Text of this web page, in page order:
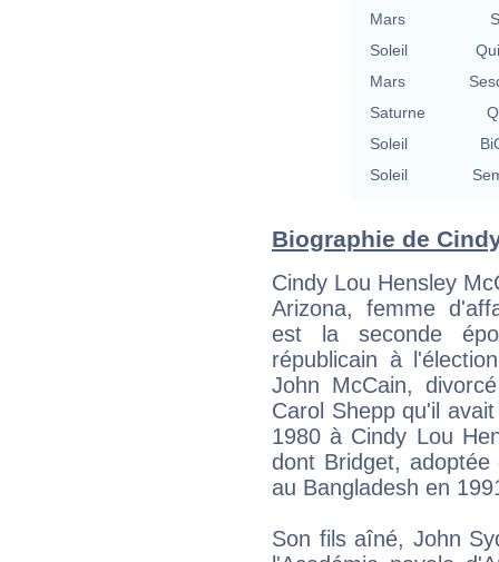
Mars
Soleil
Mars
Saturne
Soleil
Soleil
Biographie de
Cindy Lou Hensley
Arizona, femme
est la seconde
républicain à
John McCain,
Carol Shepp qu'il
1980 à Cindy Lou
dont Bridget,
au Bangladesh en
Son fils aîné, John